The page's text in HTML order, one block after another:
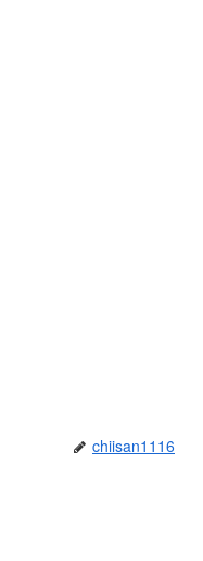
chiisan1116